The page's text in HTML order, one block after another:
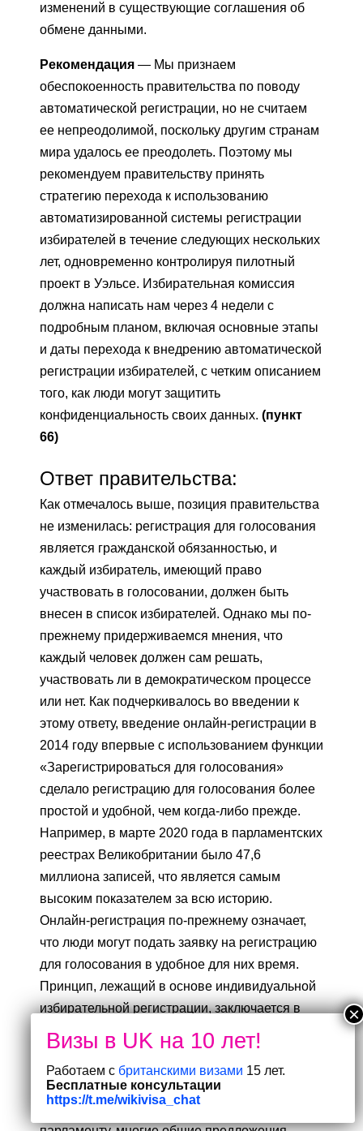
изменений в существующие соглашения об
обмене данными.
Рекомендация — Мы признаем
обеспокоенность правительства по поводу
автоматической регистрации, но не считаем
ее непреодолимой, поскольку другим странам
мира удалось ее преодолеть. Поэтому мы
рекомендуем правительству принять
стратегию перехода к использованию
автоматизированной системы регистрации
избирателей в течение следующих нескольких
лет, одновременно контролируя пилотный
проект в Уэльсе. Избирательная комиссия
должна написать нам через 4 недели с
подробным планом, включая основные этапы
и даты перехода к внедрению автоматической
регистрации избирателей, с четким описанием
того, как люди могут защитить
конфиденциальность своих данных. (пункт
66)
Ответ правительства:
Как отмечалось выше, позиция правительства
не изменилась: регистрация для голосования
является гражданской обязанностью, и
каждый избиратель, имеющий право
участвовать в голосовании, должен быть
внесен в список избирателей. Однако мы по-
прежнему придерживаемся мнения, что
каждый человек должен сам решать,
участвовать ли в демократическом процессе
или нет. Как подчеркивалось во введении к
этому ответу, введение онлайн-регистрации в
2014 году впервые с использованием функции
«Зарегистрироваться для голосования»
сделало регистрацию для голосования более
простой и удобной, чем когда-либо прежде.
Например, в марте 2020 года в парламентских
реестрах Великобритании было 47,6
миллиона записей, что является самым
высоким показателем за всю историю.
Онлайн-регистрация по-прежнему означает,
что люди могут подать заявку на регистрацию
для голосования в удобное для них время.
Принцип, лежащий в основе индивидуальной
избирательной регистрации, заключается в
том, что отдельные лица несут
ответственность за свою собственную
регистрацию.
Как правительство ранее заявляло
Работаем с британскими визами 15 лет.
Бесплатные консультации
https://t.me/wikivisa_chat